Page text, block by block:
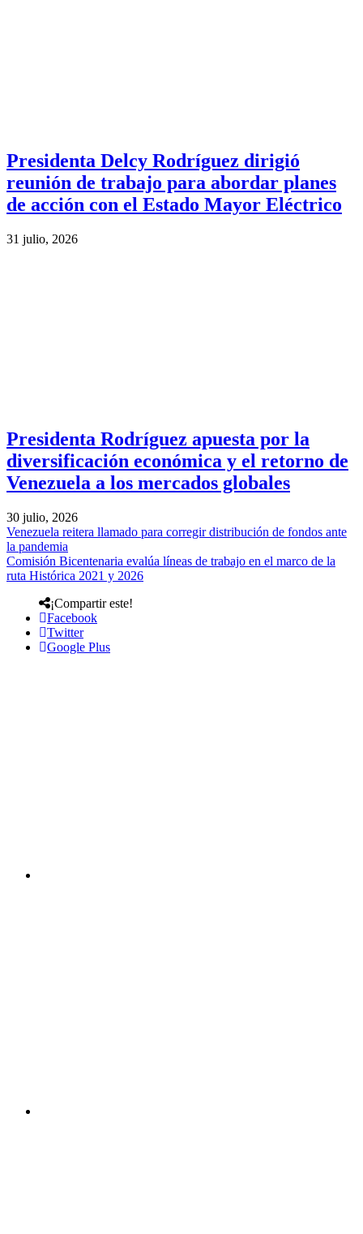
Presidenta Delcy Rodríguez dirigió
reunión de trabajo para abordar planes
de acción con el Estado Mayor Eléctrico
31 julio, 2026
Presidenta Rodríguez apuesta por la
diversificación económica y el retorno de
Venezuela a los mercados globales
30 julio, 2026
Venezuela reitera llamado para corregir distribución de fondos ante
la pandemia
Comisión Bicentenaria evalúa líneas de trabajo en el marco de la
ruta Histórica 2021 y 2026
¡Compartir este!
Facebook
Twitter
Google Plus